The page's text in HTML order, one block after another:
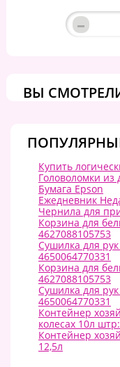
–
ВЫ
Купить
Головоломки из
Бумага Epson
Ежедневник
Чернила для
Корзина для
4627088105753
Сушилка для
4650064770331
Корзина для
4627088105753
Сушилка для
4650064770331
Контейнер
колесах 10л
Контейнер
12,5л